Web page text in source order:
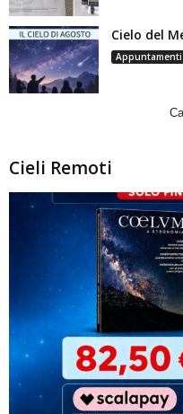
Cielo del
Cieli Remoti